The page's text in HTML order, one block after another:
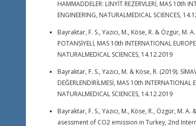
HAMMADDELER: LİNYİT REZERVLERİ, MAS 10th
ENGINEERING, NATURALMEDICAL SCIENCES,
Bayraktar, F. S., Yazıcı, M., Köse, R. & Özgür, M. A.
POTANSİYELİ, MAS 10th INTERNATIONAL
NATURALMEDICAL SCIENCES, 14.12.2019
Bayraktar, F. S., Yazıcı, M. & Köse, R. (2019).
DEĞERLENDİRİLMESİ, MAS 10th INTERNATIONAL
NATURALMEDICAL SCIENCES, 14.12.2019
Bayraktar, F. S., Yazıcı, M., Köse, R., Özgür, M.
asessment of CO2 emission in Turkey, 2nd